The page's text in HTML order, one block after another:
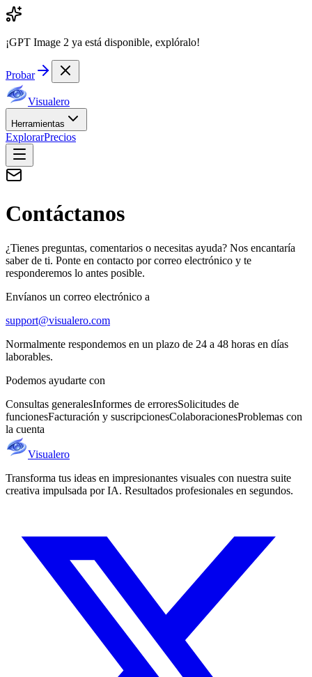
¡GPT Image 2 ya está disponible, explóralo!
Probar
Visualero
Herramientas
ExplorarPrecios
Contáctanos
¿Tienes preguntas, comentarios o necesitas ayuda? Nos encantaría
saber de ti. Ponte en contacto por correo electrónico y te
responderemos lo antes posible.
Envíanos un correo electrónico a
support@visualero.com
Normalmente respondemos en un plazo de 24 a 48 horas en días
laborables.
Podemos ayudarte con
Consultas generalesInformes de erroresSolicitudes de
funcionesFacturación y suscripcionesColaboracionesProblemas con
la cuenta
Visualero
Transforma tus ideas en impresionantes visuales con nuestra suite
creativa impulsada por IA. Resultados profesionales en segundos.